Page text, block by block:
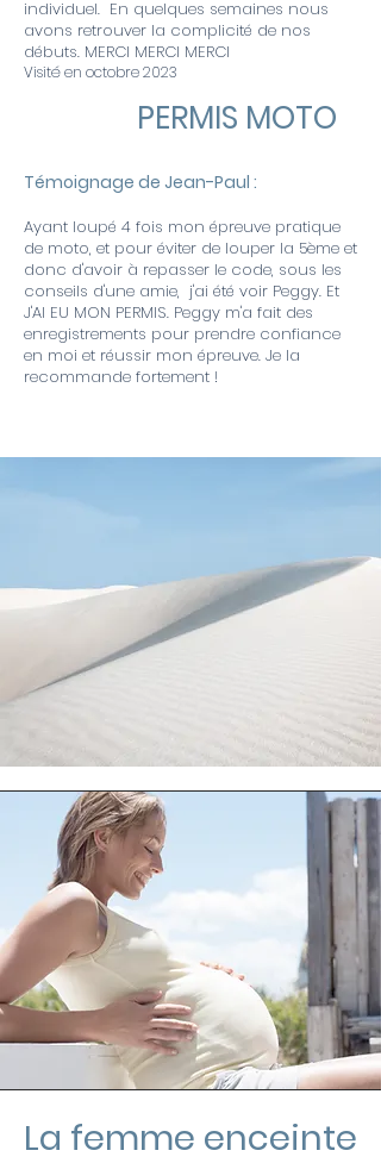
individuel. En quelques semaines nous
avons retrouver la complicité de nos
débuts. MERCI MERCI MERCI
Visité en octobre 2023
PERMIS MOTO
Témoignage de Jean-Paul :
Ayant loupé 4 fois mon épreuve pratique
de moto, et pour éviter de louper la 5ème et
donc d'avoir à repasser le code, sous les
conseils d'une amie, j'ai été voir Peggy. Et
J'AI EU MON PERMIS. Peggy m'a fait des
enregistrements pour prendre confiance
en moi et réussir mon épreuve. Je la
recommande fortement !
La femme enceinte